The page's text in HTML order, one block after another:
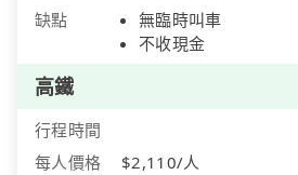
缺點
無臨時叫車
不收現金
高鐵
行程時間
每人價格
$2,110/人